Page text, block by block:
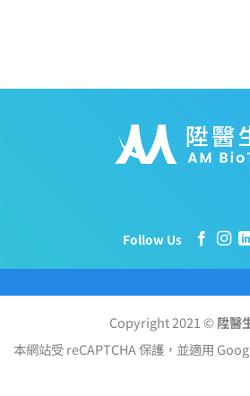
Follow Us
Copyright 2021 © 陞醫
本網站受 reCAPTCHA 保護，並適用